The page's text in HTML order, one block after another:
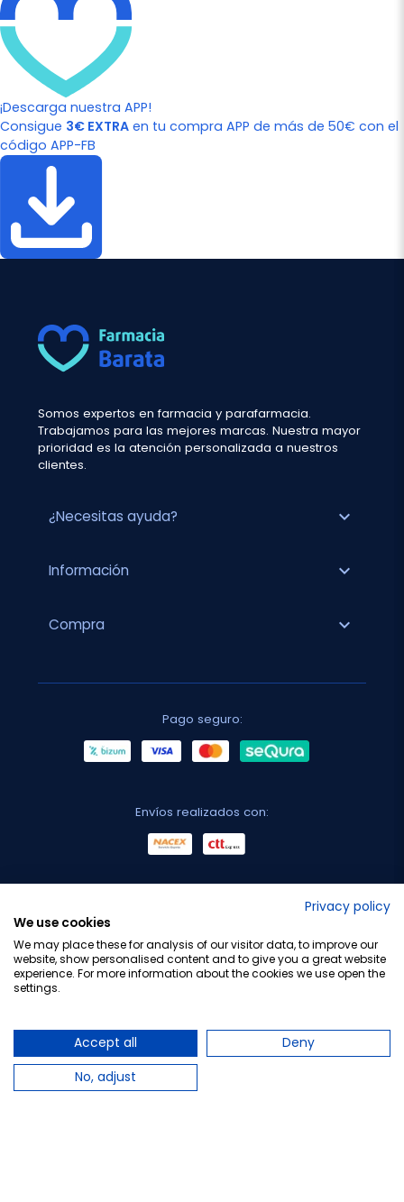
¡Descarga nuestra APP!
Consigue 3€ EXTRA en tu compra APP de más de 50€ con el
código APP-FB
Somos expertos en farmacia y parafarmacia.
Trabajamos para las mejores marcas. Nuestra mayor
prioridad es la atención personalizada a nuestros
clientes.
¿Necesitas ayuda? expand_more
Información expand_more
Compra expand_more
Pago seguro:
Envíos realizados con:
Privacy policy
We use cookies
We may place these for analysis of our visitor data, to improve our
website, show personalised content and to give you a great website
experience. For more information about the cookies we use open the
settings.
Accept all
Deny
No, adjust